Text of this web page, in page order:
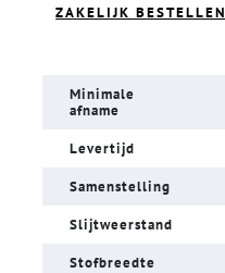
ZAKELIJK BESTELLEN
Minimale
afname
Levertijd
Samenstelling
Slijtweerstand
Stofbreedte